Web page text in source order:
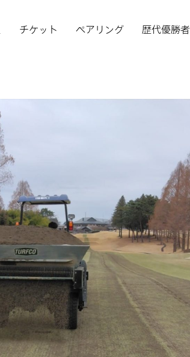
チケット ペアリング 歴代優勝者